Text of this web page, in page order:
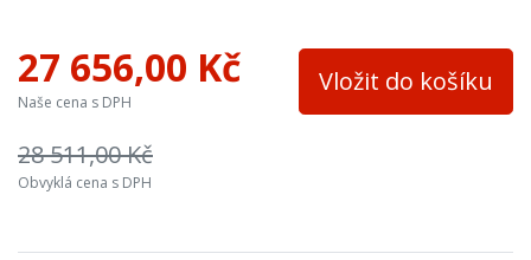
Teplovodní výměník
Materiál
Přívod ext. vzduchu
27 656,00 Kč
Naše cena s DPH
Vložit do košíku
28 511,00 Kč
Obvyklá cena s DPH